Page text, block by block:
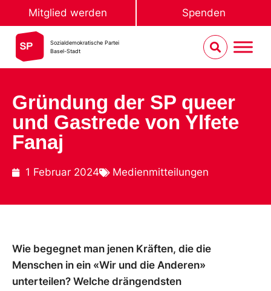
Mitglied werden Spenden
Sozialdemokratische Partei
Basel-Stadt
Gründung der SP queer
und Gastrede von Ylfete
Fanaj
1 Februar 2024 Medienmitteilungen
Wie begegnet man jenen Kräften, die die
Menschen in ein «Wir und die Anderen»
unterteilen? Welche drängendsten